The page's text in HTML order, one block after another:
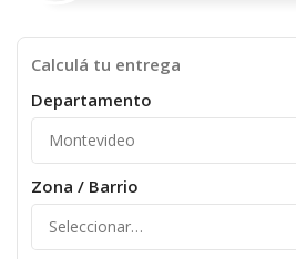
Calculá tu entrega
Departamento
Zona / Barrio